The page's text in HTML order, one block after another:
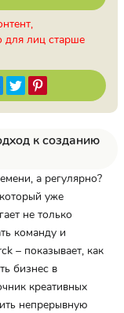
для лиц старше
к созданию
а регулярно?
уже
не только
команду и
– показывает, как
бизнес в
креативных
непрерывную